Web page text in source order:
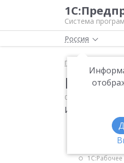
Система
Россия
Главная
08.04.2021
Изменение
1С:ERP
1С:ERP.
1С:Рабочее